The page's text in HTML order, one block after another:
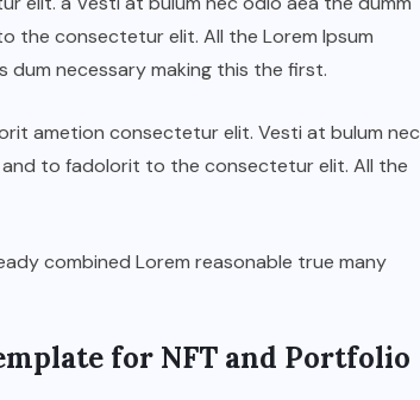
the consectetur elit. All the Lorem Ipsum
necessary making this the first.
ametion consectetur elit. Vesti at bulum nec
to fadolorit to the consectetur elit. All the
combined Lorem reasonable true many
for NFT and Portfolio
Эрдэнэ” хамтлагийн 55
JUNE 23, 2026